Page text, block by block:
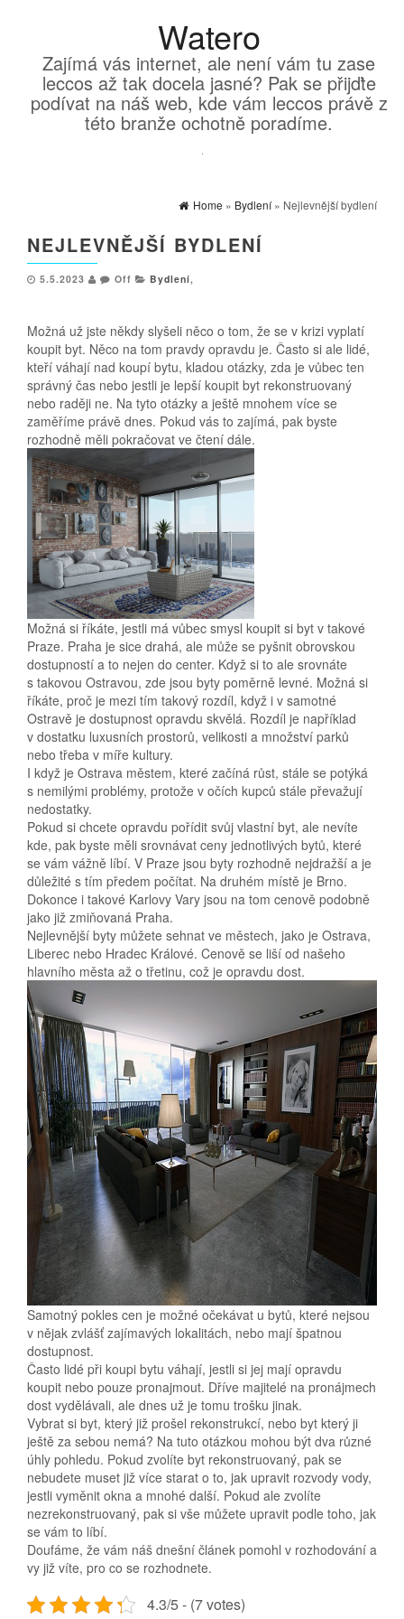
Watero
Zajímá vás internet, ale není vám tu zase
leccos až tak docela jasné? Pak se přijďte
podívat na náš web, kde vám leccos právě z
této branže ochotně poradíme.
Home » Bydlení» Nejlevnější bydlení
NEJLEVNĚJŠÍ BYDLENÍ
5.5.2023 Off Bydlení,
Možná už jste někdy slyšeli něco o tom, že se v krizi vyplatí
koupit byt. Něco na tom pravdy opravdu je. Často si ale lidé,
kteří váhají nad koupí bytu, kladou otázky, zda je vůbec ten
správný čas nebo jestli je lepší koupit byt rekonstruovaný
nebo raději ne. Na tyto otázky a ještě mnohem více se
zaměříme právě dnes. Pokud vás to zajímá, pak byste
rozhodně měli pokračovat ve čtení dále.
Možná si říkáte, jestli má vůbec smysl koupit si byt v takové
Praze. Praha je sice drahá, ale může se pyšnit obrovskou
dostupností a to nejen do center. Když si to ale srovnáte
s takovou Ostravou, zde jsou byty poměrně levné. Možná si
říkáte, proč je mezi tím takový rozdíl, když i v samotné
Ostravě je dostupnost opravdu skvělá. Rozdíl je například
v dostatku luxusních prostorů, velikosti a množství parků
nebo třeba v míře kultury.
I když je Ostrava městem, které začíná růst, stále se potýká
s nemilými problémy, protože v očích kupců stále převažují
nedostatky.
Pokud si chcete opravdu pořídit svůj vlastní byt, ale nevíte
kde, pak byste měli srovnávat ceny jednotlivých bytů, které
se vám vážně líbí. V Praze jsou byty rozhodně nejdražší a je
důležité s tím předem počítat. Na druhém místě je Brno.
Dokonce i takové Karlovy Vary jsou na tom cenově podobně
jako již zmiňovaná Praha.
Nejlevnější byty můžete sehnat ve městech, jako je Ostrava,
Liberec nebo Hradec Králové. Cenově se liší od našeho
hlavního města až o třetinu, což je opravdu dost.
Samotný pokles cen je možné očekávat u bytů, které nejsou
v nějak zvlášť zajímavých lokalitách, nebo mají špatnou
dostupnost.
Často lidé při koupi bytu váhají, jestli si jej mají opravdu
koupit nebo pouze pronajmout. Dříve majitelé na pronájmech
dost vydělávali, ale dnes už je tomu trošku jinak.
Vybrat si byt, který již prošel rekonstrukcí, nebo byt který ji
ještě za sebou nemá? Na tuto otázkou mohou být dva různé
úhly pohledu. Pokud zvolíte byt rekonstruovaný, pak se
nebudete muset již více starat o to, jak upravit rozvody vody,
jestli vyměnit okna a mnohé další. Pokud ale zvolíte
nezrekonstruovaný, pak si vše můžete upravit podle toho, jak
se vám to líbí.
Doufáme, že vám náš dnešní článek pomohl v rozhodování a
vy již víte, pro co se rozhodnete.
4.3/5 - (7 votes)